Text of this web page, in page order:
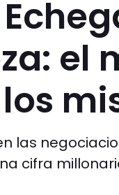
el
las
cifra